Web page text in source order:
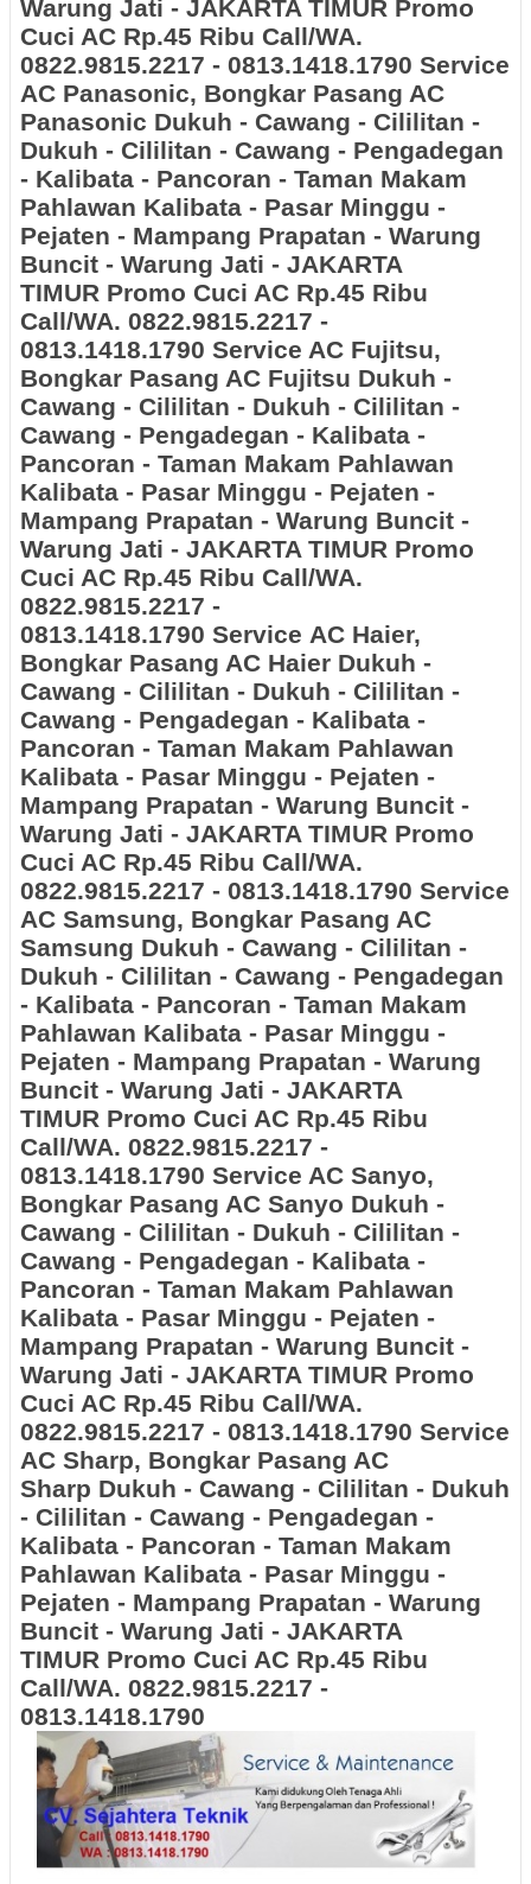
Warung Jati - JAKARTA TIMUR Promo
Cuci AC Rp.45 Ribu Call/WA.
0822.9815.2217 - 0813.1418.1790 Service
AC Panasonic, Bongkar Pasang AC
Panasonic Dukuh - Cawang - Cililitan -
Dukuh - Cililitan - Cawang - Pengadegan
- Kalibata - Pancoran - Taman Makam
Pahlawan Kalibata - Pasar Minggu -
Pejaten - Mampang Prapatan - Warung
Buncit - Warung Jati - JAKARTA
TIMUR Promo Cuci AC Rp.45 Ribu
Call/WA. 0822.9815.2217 -
0813.1418.1790 Service AC Fujitsu,
Bongkar Pasang AC Fujitsu Dukuh -
Cawang - Cililitan - Dukuh - Cililitan -
Cawang - Pengadegan - Kalibata -
Pancoran - Taman Makam Pahlawan
Kalibata - Pasar Minggu - Pejaten -
Mampang Prapatan - Warung Buncit -
Warung Jati - JAKARTA TIMUR Promo
Cuci AC Rp.45 Ribu Call/WA.
0822.9815.2217 -
0813.1418.1790 Service AC Haier,
Bongkar Pasang AC Haier Dukuh -
Cawang - Cililitan - Dukuh - Cililitan -
Cawang - Pengadegan - Kalibata -
Pancoran - Taman Makam Pahlawan
Kalibata - Pasar Minggu - Pejaten -
Mampang Prapatan - Warung Buncit -
Warung Jati - JAKARTA TIMUR Promo
Cuci AC Rp.45 Ribu Call/WA.
0822.9815.2217 - 0813.1418.1790 Service
AC Samsung, Bongkar Pasang AC
Samsung Dukuh - Cawang - Cililitan -
Dukuh - Cililitan - Cawang - Pengadegan
- Kalibata - Pancoran - Taman Makam
Pahlawan Kalibata - Pasar Minggu -
Pejaten - Mampang Prapatan - Warung
Buncit - Warung Jati - JAKARTA
TIMUR Promo Cuci AC Rp.45 Ribu
Call/WA. 0822.9815.2217 -
0813.1418.1790 Service AC Sanyo,
Bongkar Pasang AC Sanyo Dukuh -
Cawang - Cililitan - Dukuh - Cililitan -
Cawang - Pengadegan - Kalibata -
Pancoran - Taman Makam Pahlawan
Kalibata - Pasar Minggu - Pejaten -
Mampang Prapatan - Warung Buncit -
Warung Jati - JAKARTA TIMUR Promo
Cuci AC Rp.45 Ribu Call/WA.
0822.9815.2217 - 0813.1418.1790 Service
AC Sharp, Bongkar Pasang AC
Sharp Dukuh - Cawang - Cililitan - Dukuh
- Cililitan - Cawang - Pengadegan -
Kalibata - Pancoran - Taman Makam
Pahlawan Kalibata - Pasar Minggu -
Pejaten - Mampang Prapatan - Warung
Buncit - Warung Jati - JAKARTA
TIMUR Promo Cuci AC Rp.45 Ribu
Call/WA. 0822.9815.2217 -
0813.1418.1790